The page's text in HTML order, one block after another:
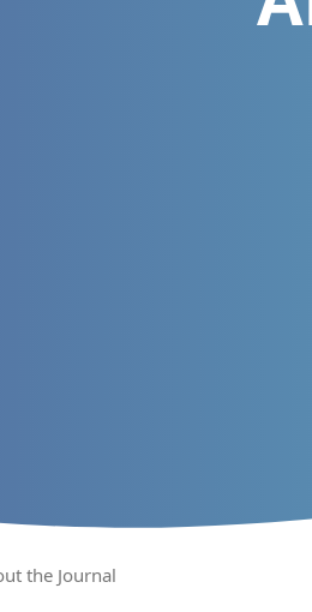
the Journal